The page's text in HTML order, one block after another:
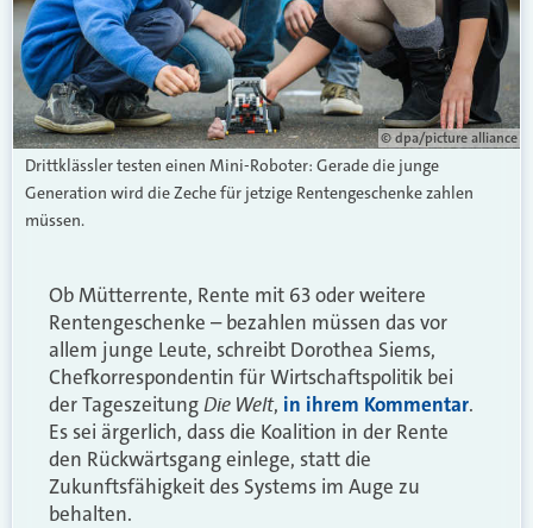
© dpa/picture alliance
Drittklässler testen einen Mini-Roboter: Gerade die junge
Generation wird die Zeche für jetzige Rentengeschenke zahlen
müssen.
Ob Mütterrente, Rente mit 63 oder weitere
Rentengeschenke – bezahlen müssen das vor
allem junge Leute, schreibt Dorothea Siems,
Chefkorrespondentin für Wirtschaftspolitik bei
der TageszeitungDie Welt, in ihrem Kommentar.
Es sei ärgerlich, dass die Koalition in der Rente
den Rückwärtsgang einlege, statt die
Zukunftsfähigkeit des Systems im Auge zu
behalten.